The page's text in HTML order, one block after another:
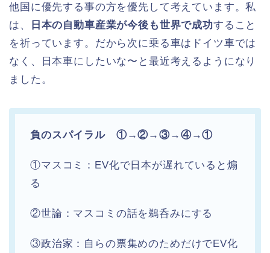
他国に優先する事の方を優先して考えています。私
は、
日本の自動車産業が今後も世界で成功すること
を祈っています。だから次に乗る車はドイツ車では
なく、日本車にしたいな〜と最近考えるようになり
ました。
負のスパイラル ①→②→③→④→①
①マスコミ：EV化で日本が遅れていると煽
る
②世論：マスコミの話を鵜呑みにする
③政治家：自らの票集めのためだけでEV化